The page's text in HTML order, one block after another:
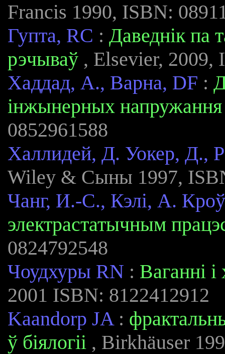
Francis 1990, ISBN:
Гупта, RC : Даведнік па
рэчываў , Elsevier, 2009,
Хаддад, A., Варна, DF :
інжынерных напружання
0852961588
Халлидей, Д. Уокер, Д.,
Wiley & Сыны 1997,
Чанг, И.-С., Кэлі, А.
электрастатычным
0824792548
Чоудхуры RN : Ваганні і
2001 ISBN: 8122412912
Kaandorp JA:
ў біялогіі , Birkhäuser